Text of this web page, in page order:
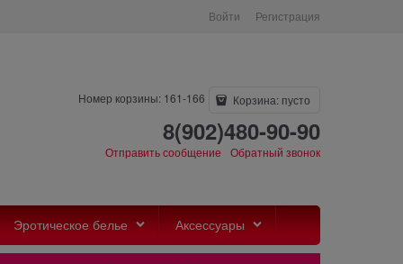
Войти Регистрация
Номер корзины: 161-166 Корзина: пусто
8(902)480-90-90
Отправить сообщение Обратный звонок
Эротическое белье Аксессуары